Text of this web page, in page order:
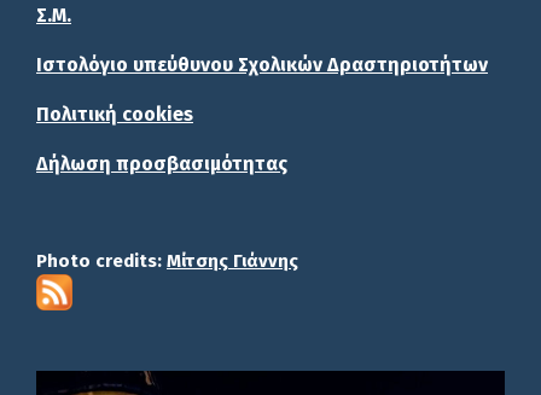
Σ.Μ.
Ιστολόγιο υπεύθυνου Σχολικών Δραστηριοτήτων
Πολιτική cookies
Δήλωση προσβασιμότητας
Photo credits: Μίτσης Γιάννης